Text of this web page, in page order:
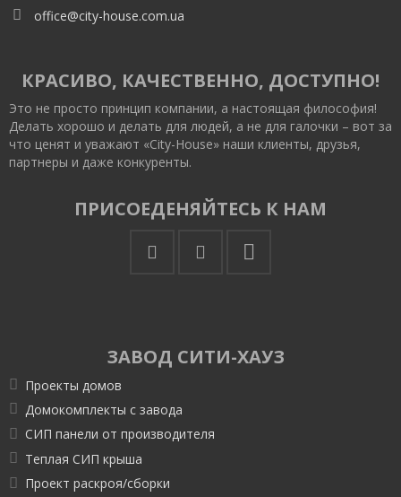
office@city-house.com.ua
КРАСИВО, КАЧЕСТВЕННО, ДОСТУПНО!
Это не просто принцип компании, а настоящая философия!
Делать хорошо и делать для людей, а не для галочки – вот за
что ценят и уважают «City-House» наши клиенты, друзья,
партнеры и даже конкуренты.
ПРИСОЕДЕНЯЙТЕСЬ К НАМ
ЗАВОД СИТИ-ХАУЗ
Проекты домов
Домокомплекты с завода
СИП панели от производителя
Теплая СИП крыша
Проект раскроя/сборки